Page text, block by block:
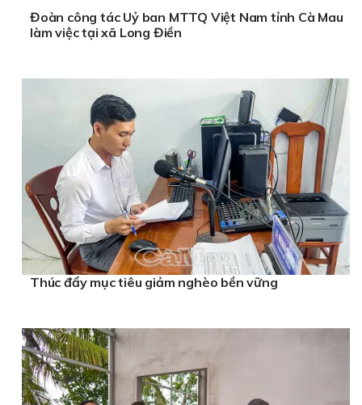
Đoàn công tác Uỷ ban MTTQ Việt Nam tỉnh Cà Mau
làm việc tại xã Long Điền
Thúc đẩy mục tiêu giảm nghèo bền vững